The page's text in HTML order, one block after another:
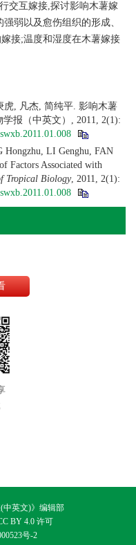
交互嫁接,探讨影响木薯嫁
弱以及愈伤组织的形成、
接;温度和湿度在木薯嫁接
, 凡杰, 简纯平. 影响木薯
报（中英文）, 2011, 2(1):
LI Genghu, FAN
Factors Associated with
Tropical Biology, 2011, 2(1):
中英文)》编辑部
BY 4.0许可
号-2